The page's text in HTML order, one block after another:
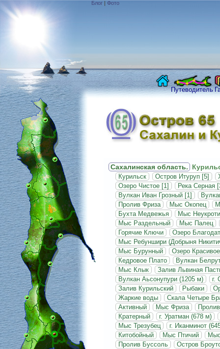
Блог | Фото
Путеводитель
Сахалинская область.
Курильск Остров Итуруп [5]
Озеро Чистое [1]
Река Серная
Вулкан Иван Грозный [1]
Пролив Фриза
Мыс Окопец
Бухта Медвежья
Мыс
Мыс Раздельный
Мыс Палец
Горячие Ключи
Озеро
Мыс Ребуншири (Добрыня
Мыс Бурунный
Озеро Красивое
Кедровое Плато
Вулкан
Мыс Клык
Залив Львиная
Вулкан Аьсонупури (1205 м)
г.
Залив Курильский
Рыбаки
Жаркие воды
Скала Четыре
Активный
Мыс Фриза
Кратерный
г. Уратман (678 м)
Мыс Трезубец
г. Иканминот
Китобойный
Мыс Птичий
Пролив Буссоль
Остров